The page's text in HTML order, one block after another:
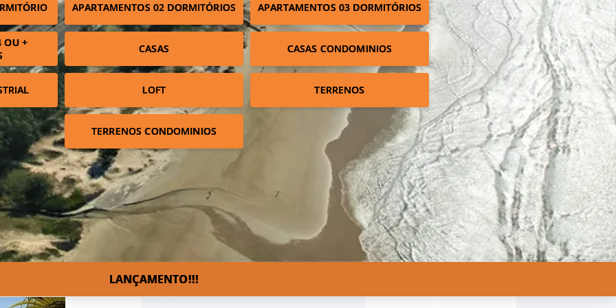
APARTAMENTOS 02 DORMITÓRIOS APARTAMENTOS 03 DORMITÓRIOS
OU +
CASAS CASAS CONDOMINIOS
LOFT TERRENOS
TERRENOS CONDOMINIOS
LANÇAMENTO!!!